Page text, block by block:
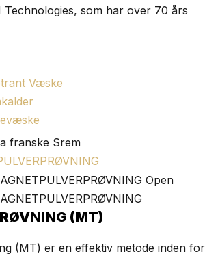
Technologies, som har over 70 års
Væske
Open
(MT)
(MT) er en effektiv metode inden for